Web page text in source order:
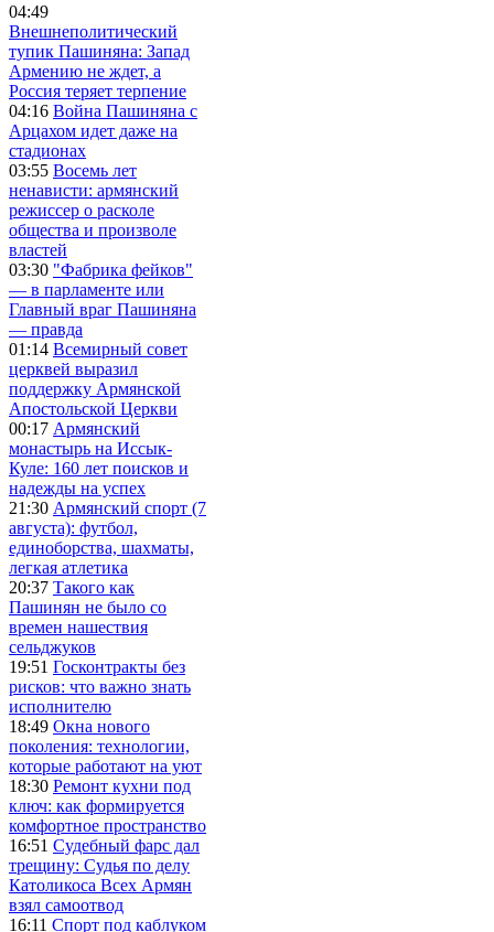
04:49
Внешнеполитический
тупик Пашиняна: Запад
Армению не ждет, а
Россия теряет терпение
04:16 Война Пашиняна с
Арцахом идет даже на
стадионах
03:55 Восемь лет
ненависти: армянский
режиссер о расколе
общества и произволе
властей
03:30 "Фабрика фейков"
— в парламенте или
Главный враг Пашиняна
— правда
01:14 Всемирный совет
церквей выразил
поддержку Армянской
Апостольской Церкви
00:17 Армянский
монастырь на Иссык-
Куле: 160 лет поисков и
надежды на успех
21:30 Армянский спорт (7
августа): футбол,
единоборства, шахматы,
легкая атлетика
20:37 Такого как
Пашинян не было со
времен нашествия
сельджуков
19:51 Госконтракты без
рисков: что важно знать
исполнителю
18:49 Окна нового
поколения: технологии,
которые работают на уют
18:30 Ремонт кухни под
ключ: как формируется
комфортное пространство
16:51 Судебный фарс дал
трещину: Судья по делу
Католикоса Всех Армян
взял самоотвод
16:11 Спорт под каблуком